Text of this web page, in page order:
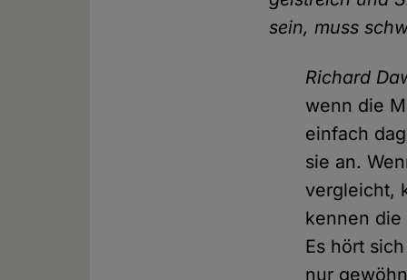
sein, muss
Richard
wenn die
einfach
sie an.
vergleicht,
kennen die
Es hört
nur